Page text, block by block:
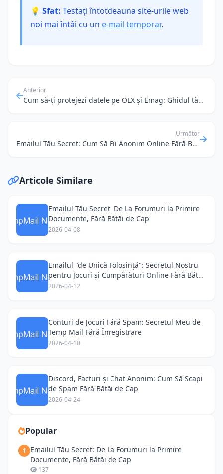
💡 Sfat: Testați întotdeauna site-urile web
noi mai întâi cu un e-mail temporar.
Anterior
Cum să-ți protejezi datele pe OLX și Emag: Ghidul tău pentru emailuri temporare
Următor
Emailul Tău Secret: Cum Să Fii Anonim Online Fără Bătăi de Cap
Articole Similare
Emailul Tău Secret: De La Forumuri la Primire
Documente, Fără Bătăi de Cap
2026-04-08
Emailul "de Unică Folosință": Secretul Nostru
pentru Jocuri și Cumpărături Online Fără Bătăi
de Cap
2026-04-12
Conturi de Jocuri Fără Spam: Secretul Meu de
Temp Mail Fără Înregistrare
2026-04-10
Discord, Facturi și Chat Anonim: Cum Să Scapi
de Spam Fără Bătăi de Cap
2026-04-24
Popular
1
Emailul Tău Secret: De La Forumuri la Primire
Documente, Fără Bătăi de Cap
137